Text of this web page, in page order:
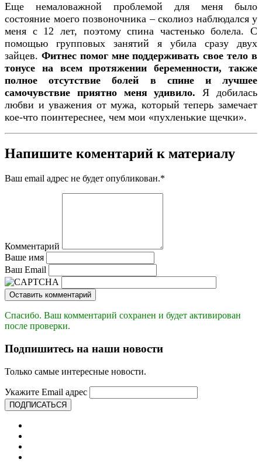
Еще немаловажной проблемой для меня было
состояние моего позвоночника – сколиоз наблюдался у
меня с 12 лет, поэтому спина частенько болела. С
помощью групповых занятий я убила сразу двух
зайцев. Фитнес помог мне поддерживать свое тело в
тонусе на всем протяжении беременности, также
полное отсутствие болей в спине и лучшее
самочувствие приятно меня удивило. Я добилась
любви и уважения от мужа, который теперь замечает
кое-что поинтереснее, чем мои «пухленькие щечки».
Напишите коментарий к материалу
Ваш email адрес не будет опубликован.*
Комментарий
Ваше имя
Ваш Email
Оставить комментарий
Спасибо. Ваш комментарий сохранен и будет активирован
после проверки.
Подпишитесь на наши новости
Только самые интересные новости.
Укажите Email адрес
ПОДПИСАТЬСЯ